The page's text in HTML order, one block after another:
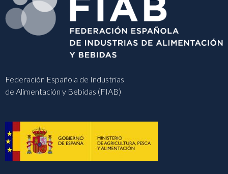
Federación Española de Industrias
de Alimentación y Bebidas (FIAB)